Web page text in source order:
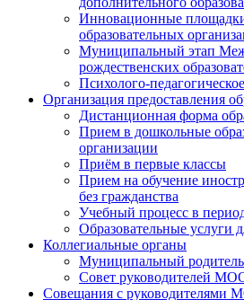
Инновационные
образовательных
Муниципальный этап
рождественских
Психолого-
Организация предоставления
Дистанционная форма
Прием в дошкольные
организации
Приём в первые классы
Прием на обучение
без гражданства
Учебный процесс в
Образовательные услуги
Коллегиальные органы
Муниципальный
Совет руководителей
Совещания с руководителями